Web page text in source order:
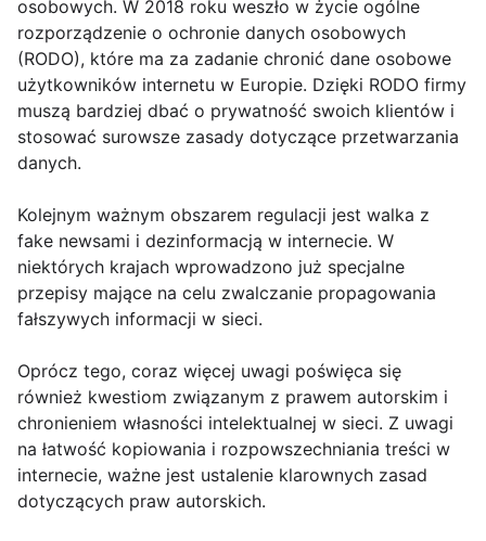
osobowych. W 2018 roku weszło w życie ogólne
rozporządzenie o ochronie danych osobowych
(RODO), które ma za zadanie chronić dane osobowe
użytkowników internetu w Europie. Dzięki RODO firmy
muszą bardziej dbać o prywatność swoich klientów i
stosować surowsze zasady dotyczące przetwarzania
danych.
Kolejnym ważnym obszarem regulacji jest walka z
fake newsami i dezinformacją w internecie. W
niektórych krajach wprowadzono już specjalne
przepisy mające na celu zwalczanie propagowania
fałszywych informacji w sieci.
Oprócz tego, coraz więcej uwagi poświęca się
również kwestiom związanym z prawem autorskim i
chronieniem własności intelektualnej w sieci. Z uwagi
na łatwość kopiowania i rozpowszechniania treści w
internecie, ważne jest ustalenie klarownych zasad
dotyczących praw autorskich.